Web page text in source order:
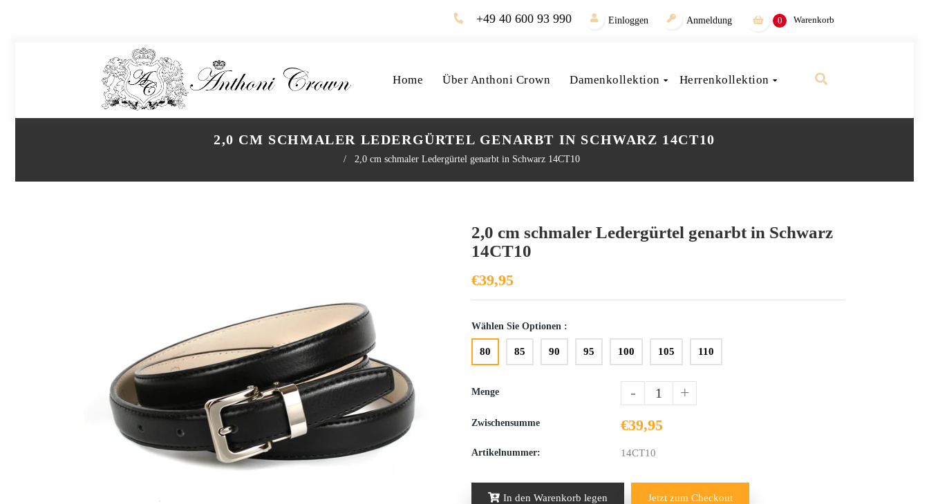
+49 40 600 93 990 Einloggen Anmeldung 0 Warenkorb
Home Über Anthoni Crown Damenkollektion Herrenkollektion
2,0 CM SCHMALER LEDERGÜRTEL GENARBT IN SCHWARZ 14CT10
/ 2,0 cm schmaler Ledergürtel genarbt in Schwarz 14CT10
2,0 cm schmaler Ledergürtel genarbt in Schwarz
14CT10
€39,95
Wählen Sie Optionen :
80 85 90 95 100 105 110
Menge - +
Zwischensumme €39,95
Artikelnummer: 14CT10
In den Warenkorb legen Jetzt zum Checkout